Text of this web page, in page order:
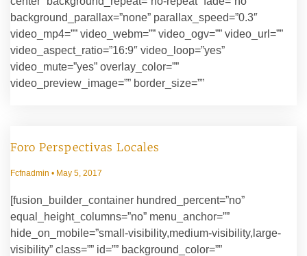
background_parallax=”none” parallax_speed=”0.3″
video_mp4=”” video_webm=”” video_ogv=”” video_url=””
video_aspect_ratio=”16:9″ video_loop=”yes”
video_mute=”yes” overlay_color=””
video_preview_image=”” border_size=””
Foro Perspectivas Locales
Fcfnadmin May 5, 2017
[fusion_builder_container hundred_percent=”no”
equal_height_columns=”no” menu_anchor=””
hide_on_mobile=”small-visibility,medium-visibility,large-
visibility” class=”” id=”” background_color=””